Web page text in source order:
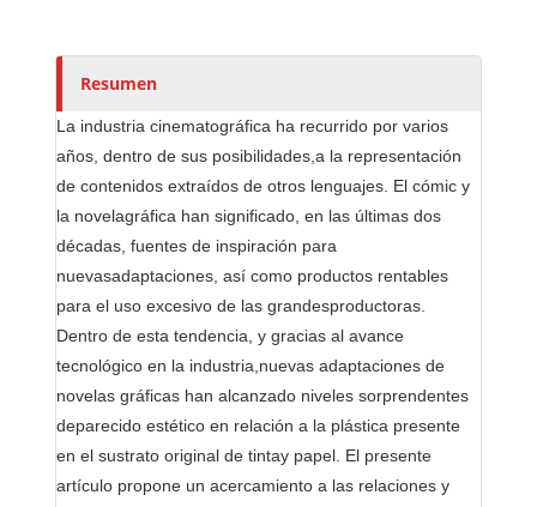
o
e
/
a
s
Resumen
La industria cinematográfica ha recurrido por varios
años, dentro de sus posibilidades,a la representación
de contenidos extraídos de otros lenguajes. El cómic y
la novelagráfica han significado, en las últimas dos
décadas, fuentes de inspiración para
nuevasadaptaciones, así como productos rentables
para el uso excesivo de las grandesproductoras.
Dentro de esta tendencia, y gracias al avance
tecnológico en la industria,nuevas adaptaciones de
novelas gráficas han alcanzado niveles sorprendentes
deparecido estético en relación a la plástica presente
en el sustrato original de tintay papel. El presente
artículo propone un acercamiento a las relaciones y